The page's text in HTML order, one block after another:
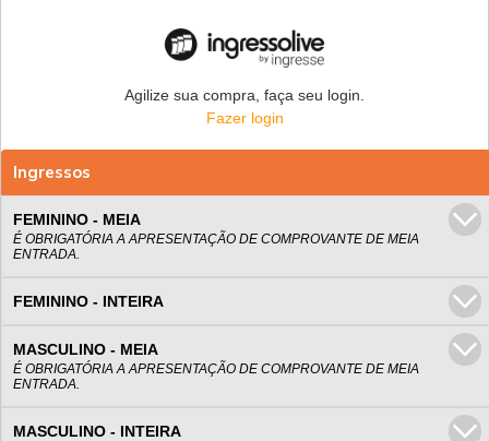
Agilize sua compra, faça seu login.
Fazer login
Ingressos
FEMININO - MEIA
É OBRIGATÓRIA A APRESENTAÇÃO DE COMPROVANTE DE MEIA
ENTRADA.
FEMININO - INTEIRA
MASCULINO - MEIA
É OBRIGATÓRIA A APRESENTAÇÃO DE COMPROVANTE DE MEIA
ENTRADA.
MASCULINO - INTEIRA